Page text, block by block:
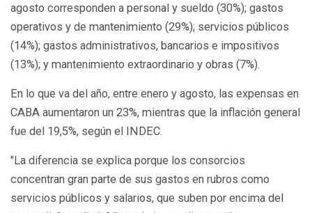
agosto corresponden a personal y sueldo (30%); gastos
operativos y de mantenimiento (29%); servicios públicos
(14%); gastos administrativos, bancarios e impositivos
(13%); y mantenimiento extraordinario y obras (7%).
En lo que va del año, entre enero y agosto, las expensas en
CABA aumentaron un 23%, mientras que la inflación general
fue del 19,5%, según el INDEC.
"La diferencia se explica porque los consorcios
concentran gran parte de sus gastos en rubros como
servicios públicos y salarios, que suben por encima del